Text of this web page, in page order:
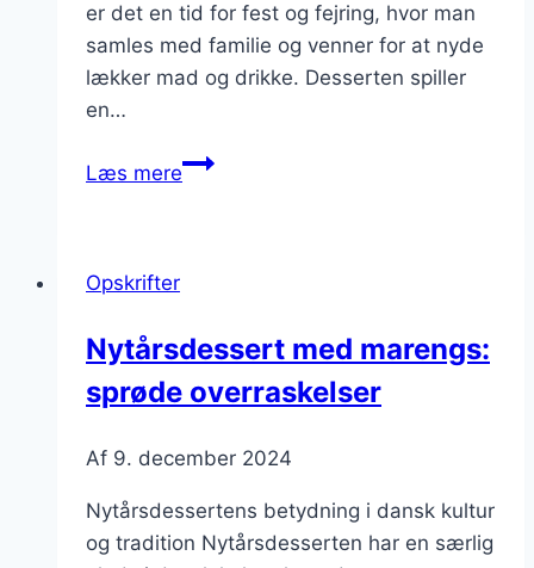
er det en tid for fest og fejring, hvor man
samles med familie og venner for at nyde
lækker mad og drikke. Desserten spiller
en…
Læs mereNytårsdessert
følelse
Opskrifter
Nytårsdessert med marengs:
sprøde overraskelser
Af 9. december 2024
Nytårsdessertens betydning i dansk kultur
og tradition Nytårsdesserten har en særlig